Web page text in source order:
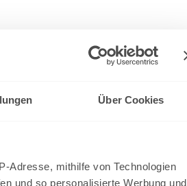
Über Cookies
Adresse, mithilfe von Technologien
und so personalisierte Werbung und